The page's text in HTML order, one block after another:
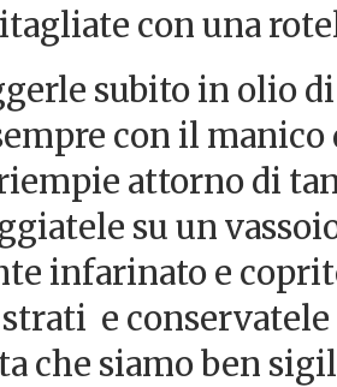
con una
subito in olio
con il manico
attorno di
su un
infarinato e
e conservatele
che siamo ben